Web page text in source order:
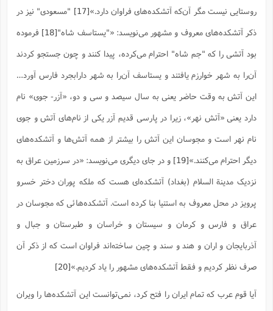
روستایی نیست مگر آن‌که آتشکده‌های فراوان دارد.»[17]
"مسعودی" نیز در
ذکر آتشکده‌های معروف و مشهور می‌نویسد: «"یستاسف شاه"[18]
فرموده
بود آتشى را که "جم شاه" احترام می‌کرده، پیدا کنند و چون جستجو کردند
آن‌را به شهر خوارزم یافتند و یستاسف آن‌را به شهر دارابجرد فارس آورد…
این آتش به وقت حاضر یعنى به سال سیصد و سى و دو، «آزر- جوى» نام
دارد یعنى «آتش نهر»، زیرا در پارسى قدیم آزر یکى از نام‌هاى آتش و جوى
نام نهر است و مجوسان این آتش را بیشتر از همه آتش‌ها و آتشکده‌هاى
دیگر احترام می‌کنند.»[19]
و در جای دیگری می‌نویسد: «در سرزمین عراق به
نزدیک مدینة السلام (بغداد) آتشکده‌اى هست که ملکه پوران دختر خسرو
پرویز در محل معروف به استنیا بنا کرده است. آتشکده‌هائى که مجوسان در
عراق و فارس و کرمان و سیستان و خراسان و طبرستان و جبال و
آذربایجان و اران و هند و سند و چین ساخته‌اند فراوان است که از ذکر آن
صرف نظر کردیم و فقط آتشکده‌هاى مشهور را یاد کردیم.»[20]
آیا قوم عرب که تمام ایران را فتح کرد، نمی‌توانست این آتشکده‌ها را ویران